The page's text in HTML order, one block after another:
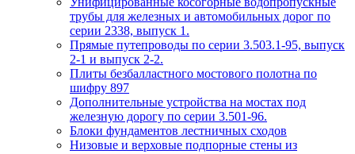
трубы для железных и автомобильных дорог по
серии 2338, выпуск 1.
Прямые путепроводы по серии 3.503.1-95, выпуск
2-1 и выпуск 2-2.
Плиты безбалластного мостового полотна по
шифру 897
Дополнительные устройства на мостах под
железную дорогу по серии 3.501-96.
Блоки фундаментов лестничных сходов
Низовые и верховые подпорные стены из